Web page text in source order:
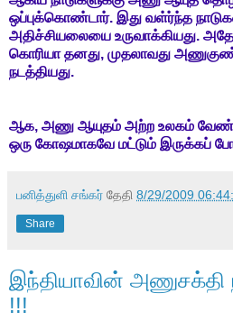
ஒப்புக்கொண்டார். இது வள்ர்ந்த
அதிச்சியலையை உருவாக்கியது.
கொரியா தனது, முதலாவது
நடத்தியது.
ஆக, அணு ஆயுதம் அற்ற உலகம்
ஒரு கோஷமாகவே மட்டும் இருக்கப்
பனித்துளி சங்கர் தேதி 8/29/2009
Share
இந்தியாவின் அணுசக்தி
!!!